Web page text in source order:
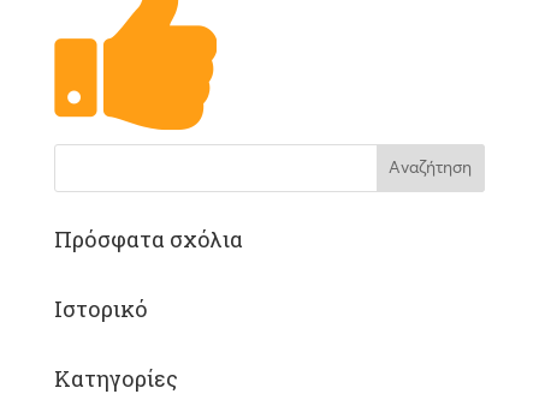
Πρόσφατα σχόλια
Ιστορικό
Kατηγορίες